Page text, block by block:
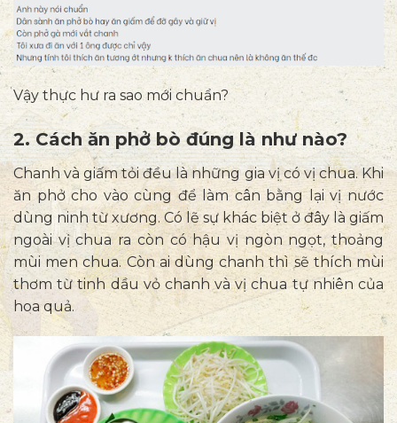
Vậy thực hư ra sao mới chuẩn?
2. Cách ăn phở bò đúng là như nào?
Chanh và giấm tỏi đều là những gia vị có vị chua. Khi
ăn phở cho vào cùng để làm cân bằng lại vị nước
dùng ninh từ xương. Có lẽ sự khác biệt ở đây là giấm
ngoài vị chua ra còn có hậu vị ngòn ngọt, thoảng
mùi men chua. Còn ai dùng chanh thì sẽ thích mùi
thơm từ tinh dầu vỏ chanh và vị chua tự nhiên của
hoa quả.